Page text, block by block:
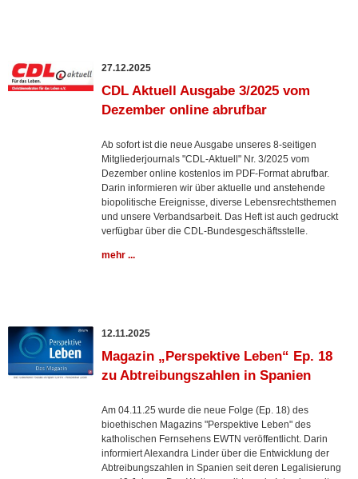
27.12.2025
CDL Aktuell Ausgabe 3/2025 vom
Dezember online abrufbar
Ab sofort ist die neue Ausgabe unseres 8-seitigen
Mitgliederjournals "CDL-Aktuell" Nr. 3/2025 vom
Dezember online kostenlos im PDF-Format abrufbar.
Darin informieren wir über aktuelle und anstehende
biopolitische Ereignisse, diverse Lebensrechtsthemen
und unsere Verbandsarbeit. Das Heft ist auch gedruckt
verfügbar über die CDL-Bundesgeschäftsstelle.
mehr ...
12.11.2025
Magazin „Perspektive Leben“ Ep. 18
zu Abtreibungszahlen in Spanien
Am 04.11.25 wurde die neue Folge (Ep. 18) des
bioethischen Magazins "Perspektive Leben" des
katholischen Fernsehens EWTN veröffentlicht. Darin
informiert Alexandra Linder über die Entwicklung der
Abtreibungszahlen in Spanien seit deren Legalisierung